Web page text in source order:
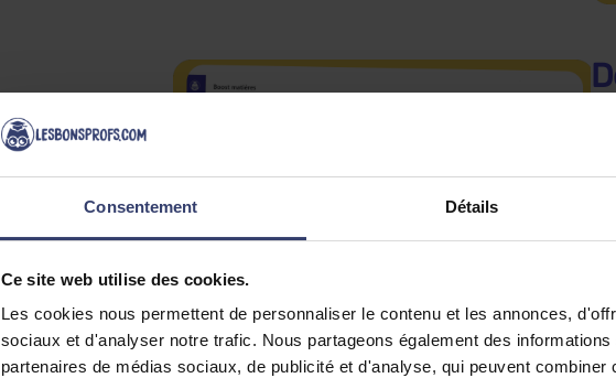
Consentement Détails
Ce site web utilise des cookies.
Les cookies nous permettent de personnaliser le contenu et les annonces,
sociaux et d'analyser notre trafic. Nous partageons également des
partenaires de médias sociaux, de publicité et d'analyse, qui peuvent